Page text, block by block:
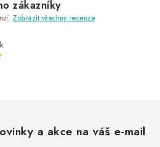
zákazníky
Zobrazit všechny recenze
a akce na váš e-mail